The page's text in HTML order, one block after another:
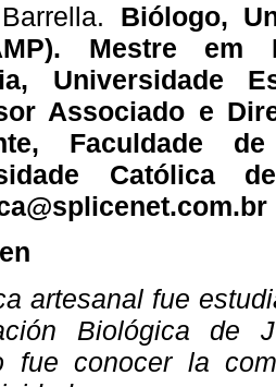
Biólogo,
Mestre em
Universidade
Associado e
Faculdade
Católica
artesanal fue
Biológica de
fue conocer la